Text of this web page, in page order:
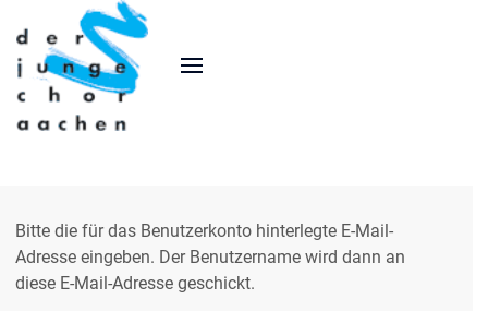
Bitte die für das Benutzerkonto hinterlegte E-Mail-
Adresse eingeben. Der Benutzername wird dann an
diese E-Mail-Adresse geschickt.